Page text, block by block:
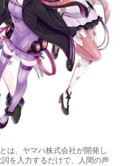
は、ヤマハ株式会社が開発し
を入力するだけで、人間の声